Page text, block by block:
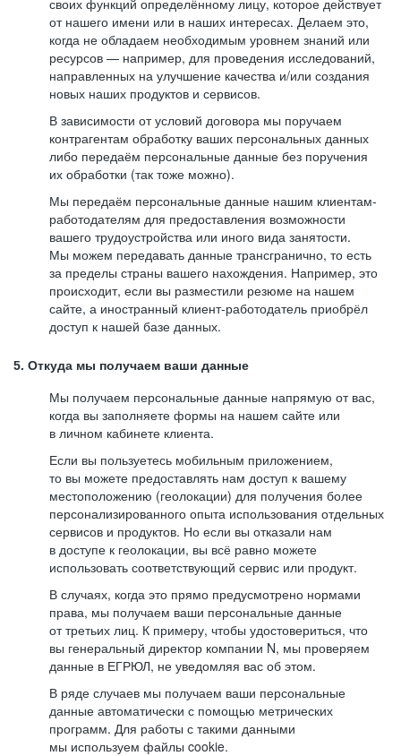
своих функций определённому лицу, которое действует
от нашего имени или в наших интересах. Делаем это,
когда не обладаем необходимым уровнем знаний или
ресурсов — например, для проведения исследований,
направленных на улучшение качества и/или создания
новых наших продуктов и сервисов.
В зависимости от условий договора мы поручаем
контрагентам обработку ваших персональных данных
либо передаём персональные данные без поручения
их обработки (так тоже можно).
Мы передаём персональные данные нашим клиентам-
работодателям для предоставления возможности
вашего трудоустройства или иного вида занятости.
Мы можем передавать данные трансгранично, то есть
за пределы страны вашего нахождения. Например, это
происходит, если вы разместили резюме на нашем
сайте, а иностранный клиент-работодатель приобрёл
доступ к нашей базе данных.
5. Откуда мы получаем ваши данные
Мы получаем персональные данные напрямую от вас,
когда вы заполняете формы на нашем сайте или
в личном кабинете клиента.
Если вы пользуетесь мобильным приложением,
то вы можете предоставлять нам доступ к вашему
местоположению (геолокации) для получения более
персонализированного опыта использования отдельных
сервисов и продуктов. Но если вы отказали нам
в доступе к геолокации, вы всё равно можете
использовать соответствующий сервис или продукт.
В случаях, когда это прямо предусмотрено нормами
права, мы получаем ваши персональные данные
от третьих лиц. К примеру, чтобы удостовериться, что
вы генеральный директор компании N, мы проверяем
данные в ЕГРЮЛ, не уведомляя вас об этом.
В ряде случаев мы получаем ваши персональные
данные автоматически с помощью метрических
программ. Для работы с такими данными
мы используем файлы cookie.